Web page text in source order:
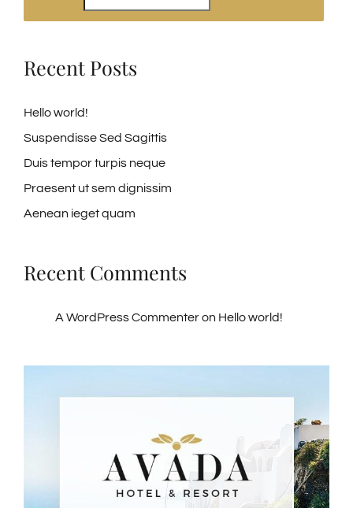
Recent Posts
Hello world!
Suspendisse Sed Sagittis
Duis tempor turpis neque
Praesent ut sem dignissim
Aenean ieget quam
Recent Comments
A WordPress Commenteron Hello world!